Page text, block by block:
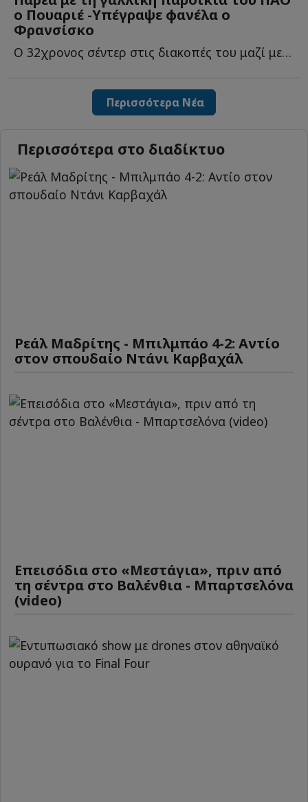
ο Πουαριέ -Υπέγραψε φανέλα ο
Φρανσίσκo
Ο 32χρονος σέντερ στις διακοπές του μαζί με τους συμπατριώτες τ...
Περισσότερα Νέα
Περισσότερα στο διαδίκτυο
Ρεάλ Μαδρίτης - Μπιλμπάο 4-2: Αντίο
στον σπουδαίο Ντάνι Καρβαχάλ
Επεισόδια στο «Μεστάγια», πριν από
τη σέντρα στο Βαλένθια - Μπαρτσελόνα
(video)